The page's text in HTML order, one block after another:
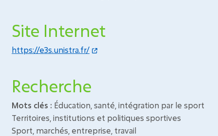
Site Internet
https://e3s.unistra.fr/
Recherche
Mots clés : Éducation, santé, intégration par le sport
Territoires, institutions et politiques sportives
Sport, marchés, entreprise, travail